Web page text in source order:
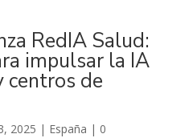
RedIA Salud:
impulsar la IA
centros de
2025 | España | 0